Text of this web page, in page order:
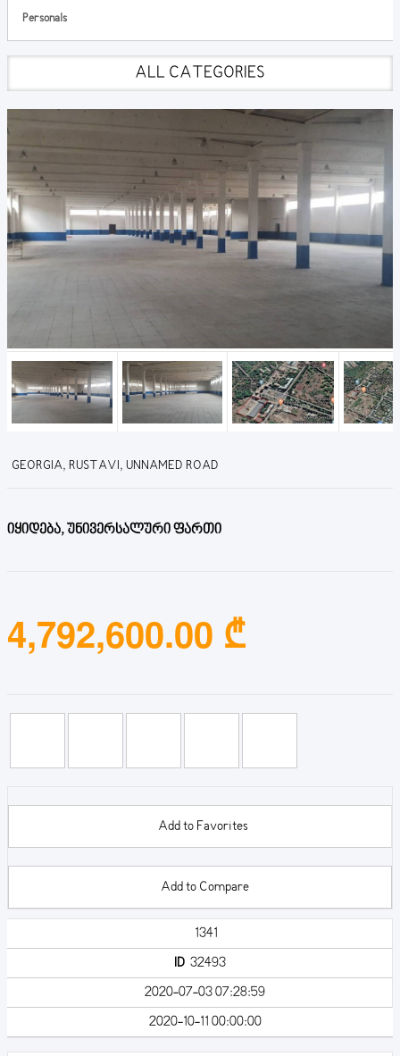
Personals
ALL CATEGORIES
GEORGIA, RUSTAVI, UNNAMED ROAD
იყიდება, უნივერსალური ფართი
4,792,600.00 ₾
Add to Favorites
Add to Compare
1341
ID32493
2020-07-03 07:28:59
2020-10-11 00:00:00